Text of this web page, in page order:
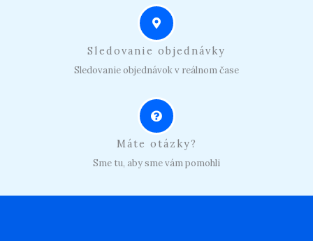
Sledovanie objednávky
Sledovanie objednávok v reálnom čase
Máte otázky?
Sme tu, aby sme vám pomohli